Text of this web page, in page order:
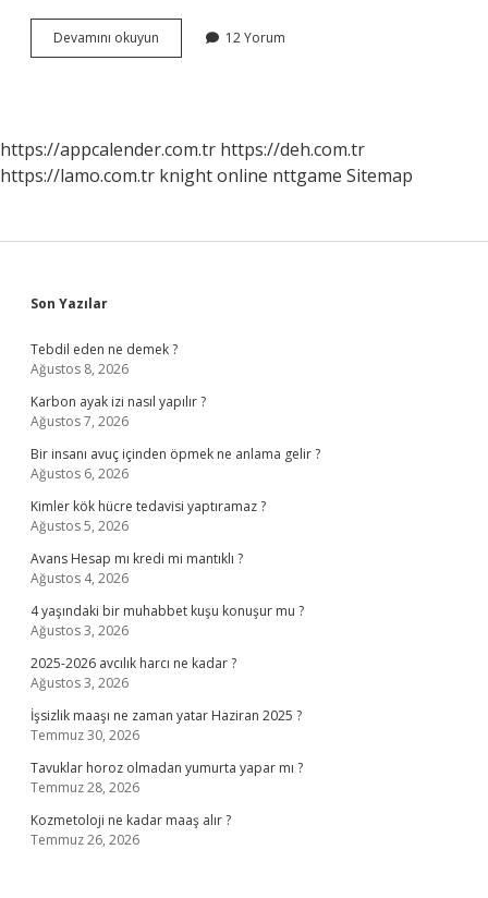
Devamını okuyun
Bütçe
12 Yorum
https://appcalender.com.tr https://deh.com.tr
https://lamo.com.tr knight online nttgame Sitemap
Sidebar
Son Yazılar
Tebdil eden ne demek ?
Ağustos 8, 2026
Karbon ayak izi nasıl yapılır ?
Ağustos 7, 2026
Bir insanı avuç içinden öpmek ne anlama gelir ?
Ağustos 6, 2026
Kimler kök hücre tedavisi yaptıramaz ?
Ağustos 5, 2026
Avans Hesap mı kredi mi mantıklı ?
Ağustos 4, 2026
4 yaşındaki bir muhabbet kuşu konuşur mu ?
Ağustos 3, 2026
2025-2026 avcılık harcı ne kadar ?
Ağustos 3, 2026
İşsizlik maaşı ne zaman yatar Haziran 2025 ?
Temmuz 30, 2026
Tavuklar horoz olmadan yumurta yapar mı ?
Temmuz 28, 2026
Kozmetoloji ne kadar maaş alır ?
Temmuz 26, 2026